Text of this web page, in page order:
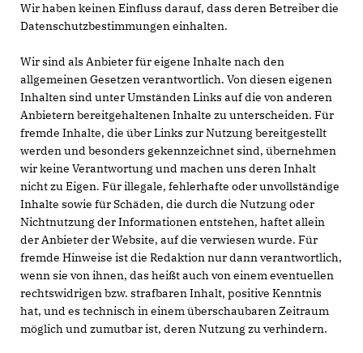
Wir haben keinen Einfluss darauf, dass deren Betreiber die
Datenschutzbestimmungen einhalten.
Wir sind als Anbieter für eigene Inhalte nach den
allgemeinen Gesetzen verantwortlich. Von diesen eigenen
Inhalten sind unter Umständen Links auf die von anderen
Anbietern bereitgehaltenen Inhalte zu unterscheiden. Für
fremde Inhalte, die über Links zur Nutzung bereitgestellt
werden und besonders gekennzeichnet sind, übernehmen
wir keine Verantwortung und machen uns deren Inhalt
nicht zu Eigen. Für illegale, fehlerhafte oder unvollständige
Inhalte sowie für Schäden, die durch die Nutzung oder
Nichtnutzung der Informationen entstehen, haftet allein
der Anbieter der Website, auf die verwiesen wurde. Für
fremde Hinweise ist die Redaktion nur dann verantwortlich,
wenn sie von ihnen, das heißt auch von einem eventuellen
rechtswidrigen bzw. strafbaren Inhalt, positive Kenntnis
hat, und es technisch in einem überschaubaren Zeitraum
möglich und zumutbar ist, deren Nutzung zu verhindern.